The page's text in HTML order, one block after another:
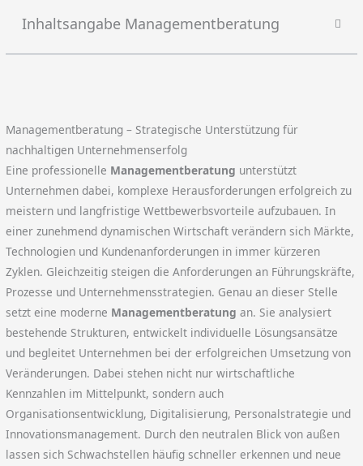
Inhaltsangabe Managementberatung
Managementberatung – Strategische Unterstützung für
nachhaltigen Unternehmenserfolg
Eine professionelle Managementberatung unterstützt
Unternehmen dabei, komplexe Herausforderungen erfolgreich zu
meistern und langfristige Wettbewerbsvorteile aufzubauen. In
einer zunehmend dynamischen Wirtschaft verändern sich Märkte,
Technologien und Kundenanforderungen in immer kürzeren
Zyklen. Gleichzeitig steigen die Anforderungen an Führungskräfte,
Prozesse und Unternehmensstrategien. Genau an dieser Stelle
setzt eine moderne Managementberatung an. Sie analysiert
bestehende Strukturen, entwickelt individuelle Lösungsansätze
und begleitet Unternehmen bei der erfolgreichen Umsetzung von
Veränderungen. Dabei stehen nicht nur wirtschaftliche
Kennzahlen im Mittelpunkt, sondern auch
Organisationsentwicklung, Digitalisierung, Personalstrategie und
Innovationsmanagement. Durch den neutralen Blick von außen
lassen sich Schwachstellen häufig schneller erkennen und neue